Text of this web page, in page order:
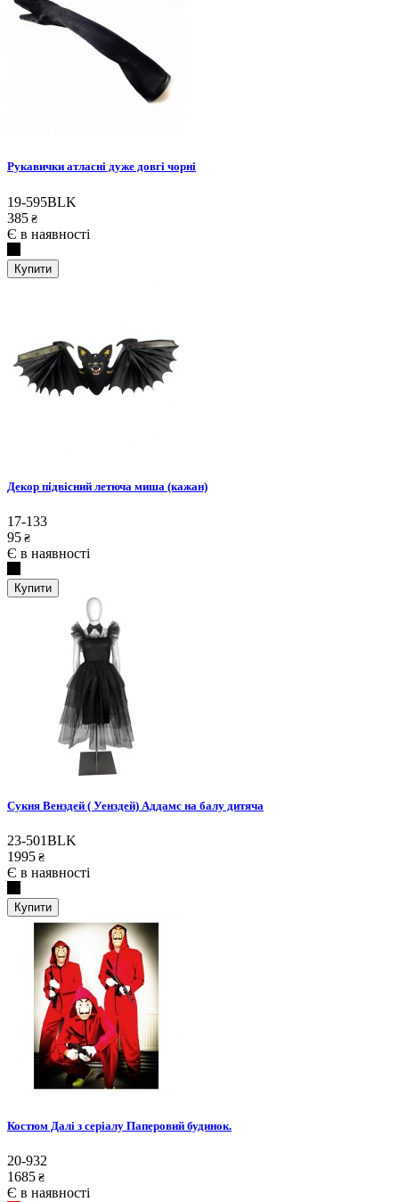
Рукавички атласні дуже довгі чорні
19-595BLK
385 ₴
Є в наявності
Купити
Декор підвісний летюча миша (кажан)
17-133
95 ₴
Є в наявності
Купити
Сукня Венздей ( Уенздей) Аддамс на балу дитяча
23-501BLK
1995 ₴
Є в наявності
Купити
Костюм Далі з серіалу Паперовий будинок.
20-932
1685 ₴
Є в наявності